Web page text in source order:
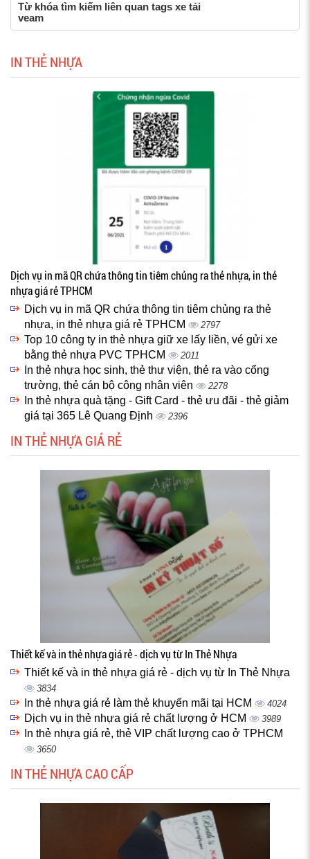
Từ khóa tìm kiếm liên quan tags xe tải
veam
IN THẺ NHỰA
Dịch vụ in mã QR chứa thông tin tiêm chủng ra thẻ nhựa, in thẻ
nhựa giá rẻ TPHCM
Dịch vụ in mã QR chứa thông tin tiêm chủng ra thẻ
nhựa, in thẻ nhựa giá rẻ TPHCM
2797
Top 10 công ty in thẻ nhựa giữ xe lấy liền, vé gửi xe
bằng thẻ nhựa PVC TPHCM
2011
In thẻ nhựa học sinh, thẻ thư viện, thẻ ra vào cổng
trường, thẻ cán bộ công nhân viên
2278
In thẻ nhựa quà tặng - Gift Card - thẻ ưu đãi - thẻ giảm
giá tại 365 Lê Quang Định
2396
IN THẺ NHỰA GIÁ RẺ
Thiết kế và in thẻ nhựa giá rẻ - dịch vụ từ In Thẻ Nhựa
Thiết kế và in thẻ nhựa giá rẻ - dịch vụ từ In Thẻ Nhựa
3834
In thẻ nhựa giá rẻ làm thẻ khuyến mãi tại HCM 4024
Dịch vụ in thẻ nhựa giá rẻ chất lượng ở HCM 3989
In thẻ nhựa giá rẻ, thẻ VIP chất lượng cao ở TPHCM
3650
IN THẺ NHỰA CAO CẤP